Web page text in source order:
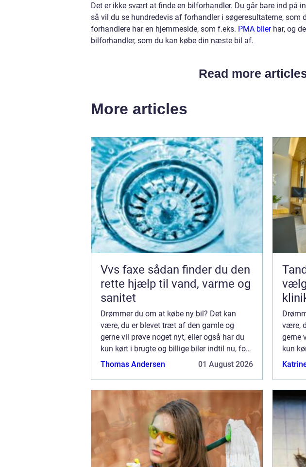
Det er ikke svært at finde en bilforhandler. Du går bare ind på
så vil du se hundredevis af forhandler i søgeresultaterne,
forhandlere har en hjemmeside, som f.eks. PMA bilerhar, og
bilforhandler, som du kan købe din næste bil af.
Read more
More articles
Vvs faxe sådan finder du den
rette hjælp til vand, varme og
sanitet
Drømmer du om at købe ny bil? Det kan
være, du er blevet træt af den gamle og
gerne vil prøve noget nyt, eller også har du
kun kørt i brugte og billige biler indtil nu, for
at du kunne spare op til at købe en ny, og nu
Thomas Andersen 01 August 2026
være,
gerne
kun
at du